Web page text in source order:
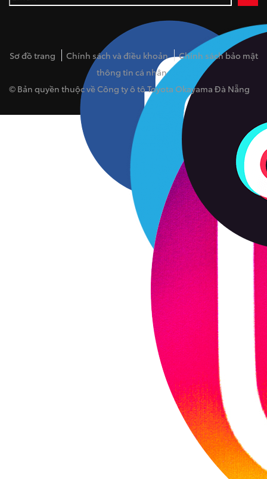
Sơ đồ trang Chính sách và điều khoản
Chính sách bảo mật
thông tin cá nhân
© Bản quyền thuộc về Công ty ô tô Toyota Okayama Đà Nẵng